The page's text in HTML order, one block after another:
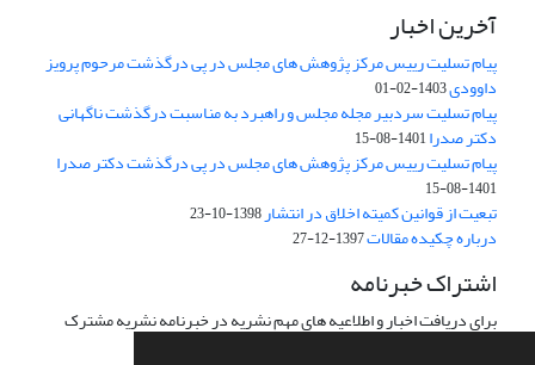
آخرین اخبار
پیام تسلیت رییس مرکز پژوهش های مجلس در پی درگذشت مرحوم پرویز
داوودی1403-02-01
پیام تسلیت سردبیر مجله مجلس و راهبرد به مناسبت درگذشت ناگهانی
دکتر صدرا1401-08-15
پیام تسلیت رییس مرکز پژوهش های مجلس در پی درگذشت دکتر صدرا
1401-08-15
تبعیت از قوانین کمیته اخلاق در انتشار1398-10-23
درباره چکیده مقالات1397-12-27
اشتراک خبرنامه
برای دریافت اخبار و اطلاعیه های مهم نشریه در خبرنامه نشریه مشترک